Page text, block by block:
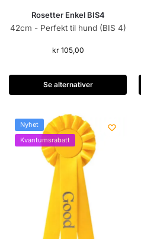
Rosetter Enkel BIS4
42cm - Perfekt til hund (BIS 4)
kr105,00
Se alternativer
Nyhet
Kvantumsrabatt